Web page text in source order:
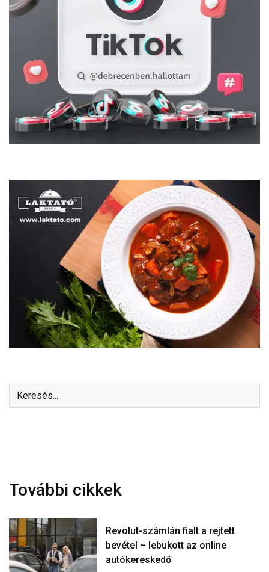
További cikkek
Revolut-számlán fialt a rejtett
bevétel – lebukott az online
autókereskedő